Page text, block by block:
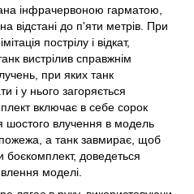
інфрачервоною гарматою,
відстані до п'яти метрів. При
пострілу і відкат,
вистрілив справжнім
при яких танк
і у нього загоряється
включає в себе сорок
шостого влучення в модель
пожежа, а танк завмирає, щоб
боєкомплект, доведеться
моделі.